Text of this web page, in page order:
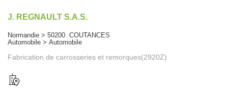
J. REGNAULT S.A.S.
Normandie > 50200 COUTANCES
Automobile > Automobile
Fabrication de carrosseries et remorques(2920Z)